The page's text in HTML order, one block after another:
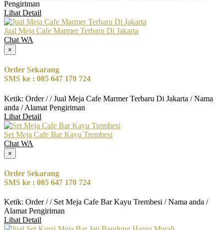
Pengiriman
Lihat Detail
Jual Meja Cafe Marmer Terbaru Di Jakarta
Chat WA
×
Order Sekarang
SMS ke : 085 647 170 724
Ketik: Order / / Jual Meja Cafe Marmer Terbaru Di Jakarta / Nama
anda / Alamat Pengiriman
Lihat Detail
Set Meja Cafe Bar Kayu Trembesi
Chat WA
×
Order Sekarang
SMS ke : 085 647 170 724
Ketik: Order / / Set Meja Cafe Bar Kayu Trembesi / Nama anda /
Alamat Pengiriman
Lihat Detail